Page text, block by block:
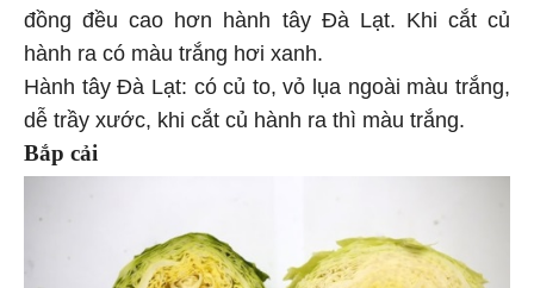
đồng đều cao hơn hành tây Đà Lạt. Khi cắt củ
hành ra có màu trắng hơi xanh.
Hành tây Đà Lạt: có củ to, vỏ lụa ngoài màu trắng,
dễ trầy xước, khi cắt củ hành ra thì màu trắng.
Bắp cải